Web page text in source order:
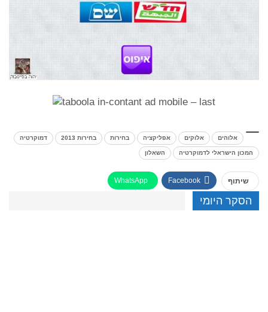
אלוהים אלוקים אפליקציה בחירות בחירות 2013 דמוקרטיה
המכון הישראלי לדמוקרטיה השאלון
שיתוף Facebook
WhatsApp
הסקר היומי